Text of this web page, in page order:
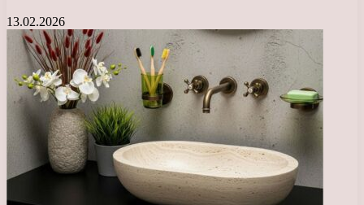
13.02.2026